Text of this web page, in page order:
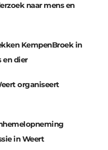
naar mens en
KempenBroek in
en dier
organiseert
in Weert